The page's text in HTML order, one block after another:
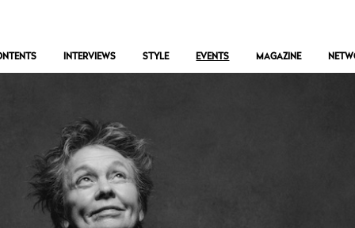
INTERVIEWS STYLE EVENTS MAGAZINE